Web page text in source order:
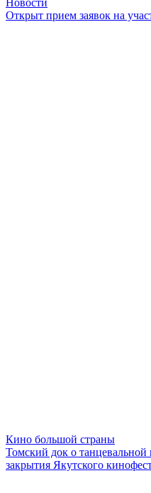
Открыт прием заявок на
Кино большой страны
Томский док о
закрытия Якутского